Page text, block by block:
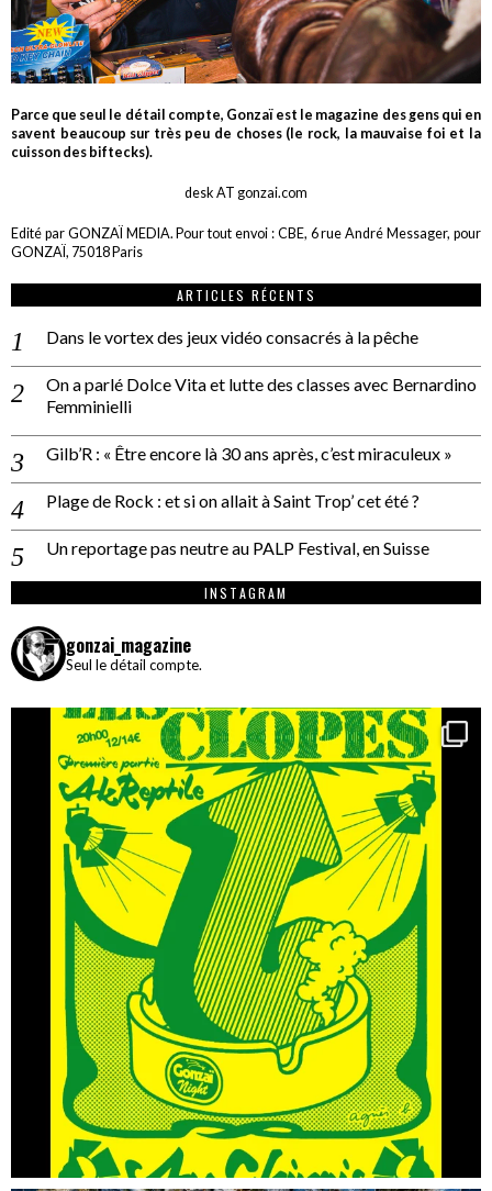
Parce que seul le détail compte, Gonzaï est le magazine des gens qui en
savent beaucoup sur très peu de choses (le rock, la mauvaise foi et la
cuisson des biftecks).
desk AT gonzai.com
Edité par GONZAÏ MEDIA. Pour tout envoi : CBE, 6 rue André Messager, pour
GONZAÏ, 75018 Paris
ARTICLES RÉCENTS
Dans le vortex des jeux vidéo consacrés à la pêche
On a parlé Dolce Vita et lutte des classes avec Bernardino
Femminielli
Gilb’R : « Être encore là 30 ans après, c’est miraculeux »
Plage de Rock : et si on allait à Saint Trop’ cet été ?
Un reportage pas neutre au PALP Festival, en Suisse
INSTAGRAM
gonzai_magazine
Seul le détail compte.